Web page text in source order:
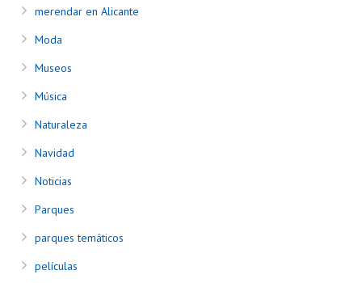
merendar en Alicante
Moda
Museos
Música
Naturaleza
Navidad
Noticias
Parques
parques temáticos
películas